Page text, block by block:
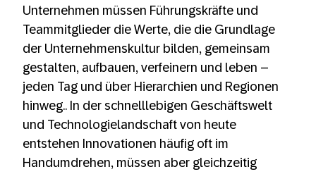
Unternehmen müssen Führungskräfte und
Teammitglieder die Werte, die die Grundlage
der Unternehmenskultur bilden, gemeinsam
gestalten, aufbauen, verfeinern und leben –
jeden Tag und über Hierarchien und Regionen
hinweg.. In der schnelllebigen Geschäftswelt
und Technologielandschaft von heute
entstehen Innovationen häufig oft im
Handumdrehen, müssen aber gleichzeitig